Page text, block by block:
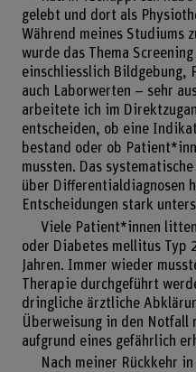
gelebt und dort als
Während meines Studiums
wurde das Thema
einschliesslich Bildgebung,
auch Laborwerten – sehr
arbeitete ich im
entscheiden, ob eine
bestand oder ob
mussten. Das
über Differentialdiagnosen
Entscheidungen stark
Viele Patient*innen
oder Diabetes mellitus Typ
Jahren. Immer wieder
Therapie durchgeführt
dringliche ärztliche
Überweisung in den
aufgrund eines gefährlich
Nach meiner Rückkehr